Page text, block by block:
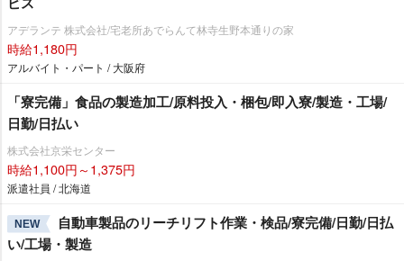
アデランテ 株式会社/宅老所あでらんて林寺生野本通りの家
時給1,180円
アルバイト・パート / 大阪府
「寮完備」食品の製造加工/原料投入・梱包/即入寮/製造・工場/
日勤/日払い
株式会社京栄センター
時給1,100円～1,375円
派遣社員 / 北海道
NEW
自動車製品のリーチリフト作業・検品/寮完備/日勤/日払
い/工場・製造